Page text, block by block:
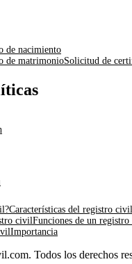
de nacimiento
de matrimonioSolicitud de
Características del registro civil
civilFunciones de un
Importancia
Todos los derechos